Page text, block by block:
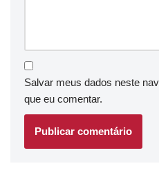
Salvar meus dados neste
que eu comentar.